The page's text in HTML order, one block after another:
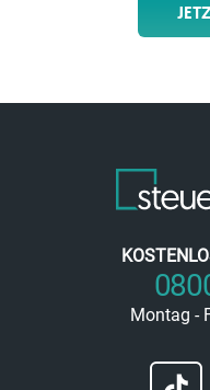
Montag -